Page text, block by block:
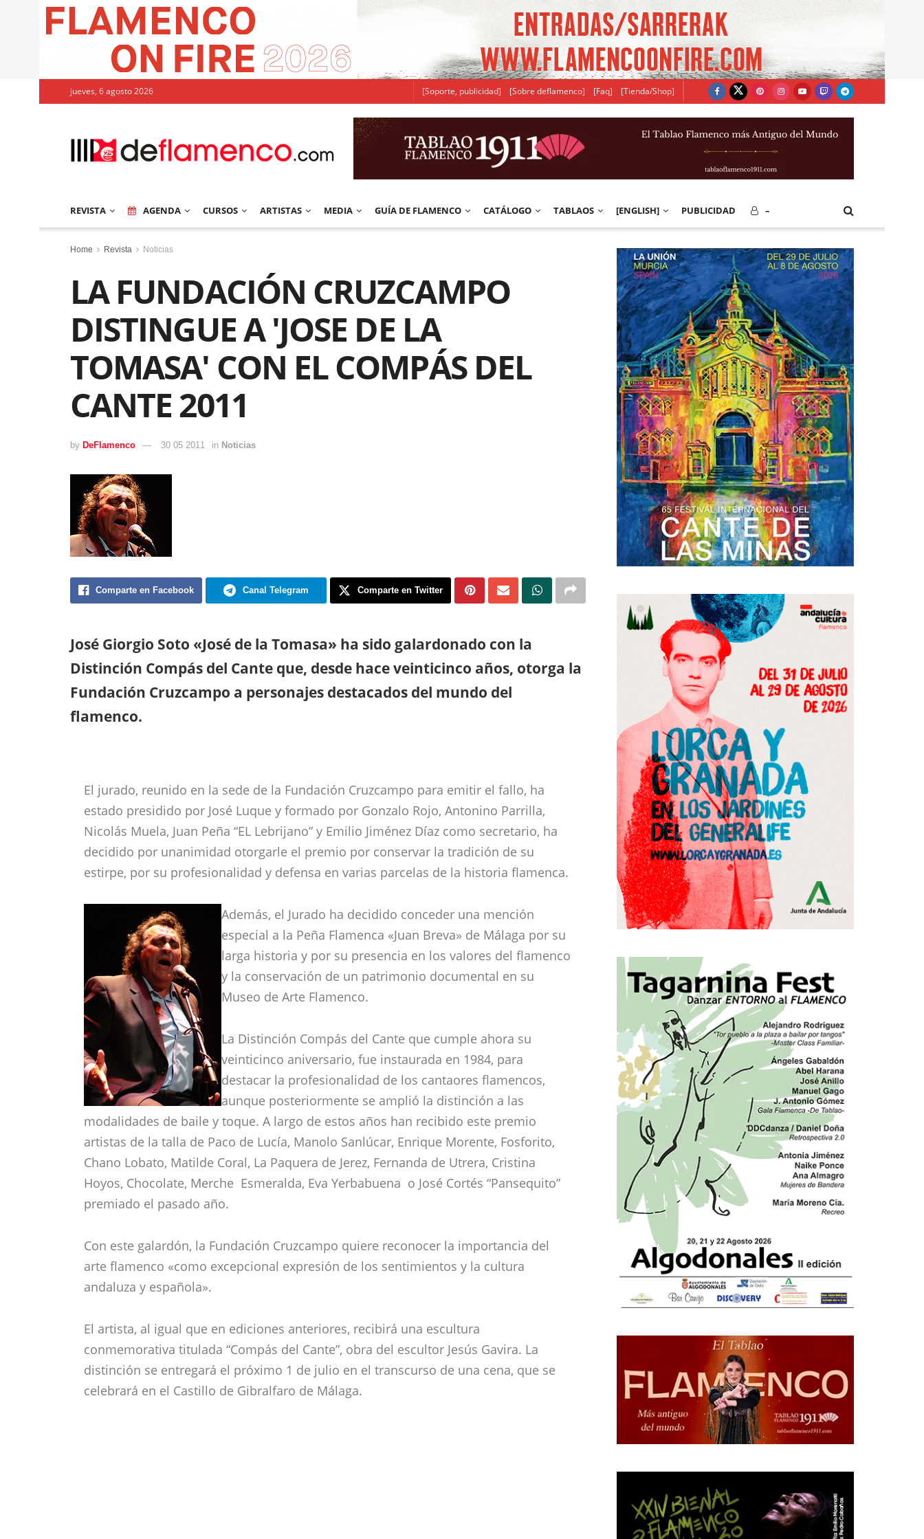
jueves, 6 agosto 2026 [Soporte, publicidad] [Sobre deflamenco] [Faq] [Tienda/Shop]
REVISTA AGENDA CURSOS ARTISTAS MEDIA GUÍA DE FLAMENCO CATÁLOGO TABLAOS [ENGLISH] PUBLICIDAD –
Home Revista Noticias
LA FUNDACIÓN CRUZCAMPO
DISTINGUE A 'JOSE DE LA
TOMASA' CON EL COMPÁS DEL
CANTE 2011
by DeFlamenco 30 05 2011 in Noticias
Comparte en Facebook Canal Telegram Comparte en Twitter
José Giorgio Soto «José de la Tomasa» ha sido galardonado con la
Distinción Compás del Cante que, desde hace veinticinco años, otorga la
Fundación Cruzcampo a personajes destacados del mundo del
flamenco.
El jurado, reunido en la sede de la Fundación Cruzcampo para emitir el fallo, ha
estado presidido por José Luque y formado por Gonzalo Rojo, Antonino Parrilla,
Nicolás Muela, Juan Peña “EL Lebrijano” y Emilio Jiménez Díaz como secretario, ha
decidido por unanimidad otorgarle el premio por conservar la tradición de su
estirpe, por su profesionalidad y defensa en varias parcelas de la historia flamenca.
Además, el Jurado ha decidido conceder una mención
especial a la Peña Flamenca «Juan Breva» de Málaga por su
larga historia y por su presencia en los valores del flamenco
y la conservación de un patrimonio documental en su
Museo de Arte Flamenco.
La Distinción Compás del Cante que cumple ahora su
veinticinco aniversario, fue instaurada en 1984, para
destacar la profesionalidad de los cantaores flamencos,
aunque posteriormente se amplió la distinción a las
modalidades de baile y toque. A largo de estos años han recibido este premio
artistas de la talla de Paco de Lucía, Manolo Sanlúcar, Enrique Morente, Fosforito,
Chano Lobato, Matilde Coral, La Paquera de Jerez, Fernanda de Utrera, Cristina
Hoyos, Chocolate, Merche Esmeralda, Eva Yerbabuena o José Cortés “Pansequito”
premiado el pasado año.
Con este galardón, la Fundación Cruzcampo quiere reconocer la importancia del
arte flamenco «como excepcional expresión de los sentimientos y la cultura
andaluza y española».
El artista, al igual que en ediciones anteriores, recibirá una escultura
conmemorativa titulada “Compás del Cante”, obra del escultor Jesús Gavira. La
distinción se entregará el próximo 1 de julio en el transcurso de una cena, que se
celebrará en el Castillo de Gibralfaro de Málaga.